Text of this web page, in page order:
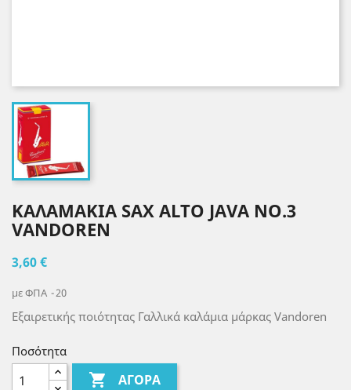
ΚΑΛΑΜΑΚΙΑ SAX ALTO JAVA NO.3
VANDOREN
3,60 €
με ΦΠΑ 20
Εξαιρετικής ποιότητας Γαλλικά καλάμια μάρκας Vandoren
Ποσότητα
 ΑΓΟΡΆ